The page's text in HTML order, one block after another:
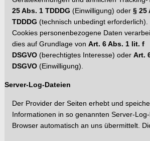
25 Abs. 1 TDDDG (Einwilligung) oder § 25
TDDDG (technisch unbedingt
Cookies personenbezogene Daten
dies auf Grundlage von Art. 6 Abs. 1 lit. f
DSGVO(berechtigtes Interesse) oder Art.
DSGVO(Einwilligung).
Server-Log-Dateien
Der Provider der Seiten erhebt und
Informationen in so genannten Server-
Browser automatisch an uns übermittelt.